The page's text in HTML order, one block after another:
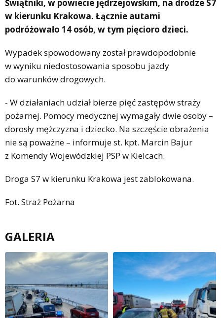
Świątniki, w powiecie jędrzejowskim, na drodze S7
w kierunku Krakowa. Łącznie autami
podróżowało 14 osób, w tym pięcioro dzieci.
Wypadek spowodowany został prawdopodobnie
w wyniku niedostosowania sposobu jazdy
do warunków drogowych.
- W działaniach udział bierze pięć zastępów straży
pożarnej. Pomocy medycznej wymagały dwie osoby –
dorosły mężczyzna i dziecko. Na szczęście obrażenia
nie są poważne – informuje st. kpt. Marcin Bajur
z Komendy Wojewódzkiej PSP w Kielcach.
Droga S7 w kierunku Krakowa jest zablokowana.
Fot. Straż Pożarna
GALERIA